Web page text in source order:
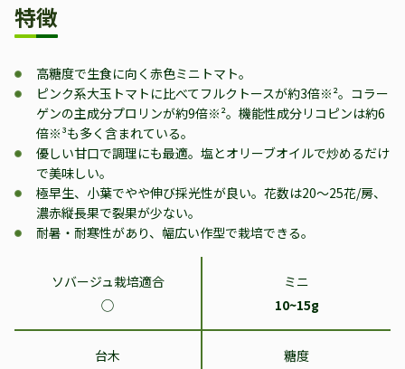
特徴
高糖度で生食に向く赤色ミニトマト。
ピンク系大玉トマトに比べてフルクトースが約3倍※²。コラー
ゲンの主成分プロリンが約9倍※²。機能性成分リコピンは約6
倍※³も多く含まれている。
優しい甘口で調理にも最適。塩とオリーブオイルで炒めるだけ
で美味しい。
極早生、小葉でやや伸び採光性が良い。花数は20～25花/房、
濃赤縦長果で裂果が少ない。
耐暑・耐寒性があり、幅広い作型で栽培できる。
ソバージュ栽培適合
◯
ミニ
10~15g
台木
糖度